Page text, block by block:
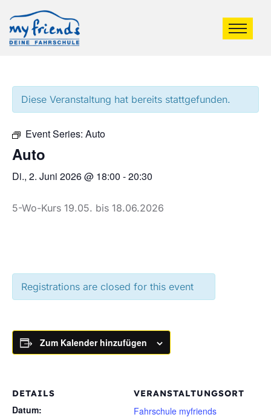
Diese Veranstaltung hat bereits stattgefunden.
Event Series: Auto
Auto
Di., 2. Juni 2026 @ 18:00 -20:30
5-Wo-Kurs 19.05. bis 18.06.2026
Registrations are closed for this event
Zum Kalender hinzufügen
DETAILS
Datum:
VERANSTALTUNGSORT
Fahrschule myfriends